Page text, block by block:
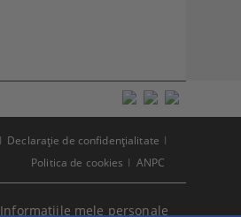
Declaraţie de confidenţialitate
Politica de cookies
ANPC
Informatiile mele personale